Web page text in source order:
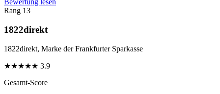
Bewertung lesen
Rang 13
1822direkt
1822direkt, Marke der Frankfurter Sparkasse
★★★★★ 3.9
Gesamt-Score